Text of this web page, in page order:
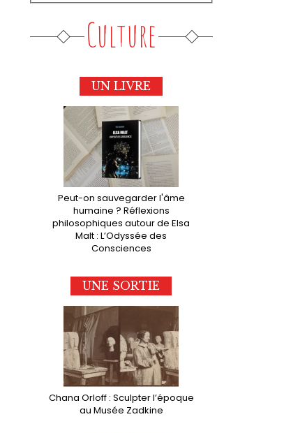
Culture
UN LIVRE
Peut-on sauvegarder l'âme
humaine ? Réflexions
philosophiques autour de Elsa
Malt : L’Odyssée des
Consciences
UNE SORTIE
Chana Orloff : Sculpter l’époque
au Musée Zadkine